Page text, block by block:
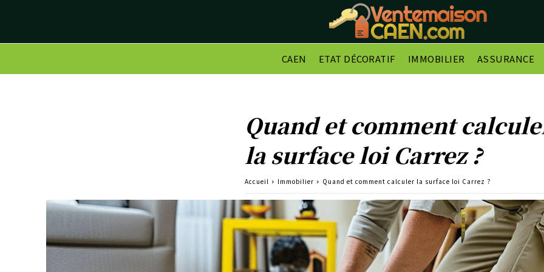
CAEN ETAT DÉCORATIF IMMOBILIER ASSURANCE
Quand et comment
la surface loi Carrez ?
Accueil Immobilier Quand et comment calculer la surface loi Carrez ?